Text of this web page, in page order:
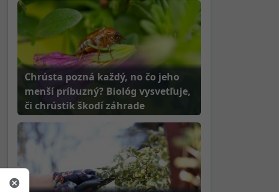
Chrústa pozná každý, no čo jeho
menší príbuzný? Biológ vysvetľuje,
či chrústik škodí záhrade